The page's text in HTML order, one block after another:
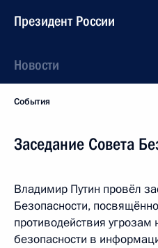
Президент России
Новости
События
Заседание Совета
Владимир Путин провёл
Безопасности,
противодействия угрозам
безопасности в